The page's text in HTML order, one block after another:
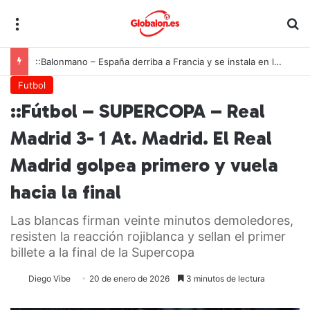
::Tenis de mesa – Alicante celebra la llamada de Ángel Buendía a la selección española
Futbol
::Fútbol – SUPERCOPA – Real
Madrid 3- 1 At. Madrid. El Real
Madrid golpea primero y vuela
hacia la final
Las blancas firman veinte minutos demoledores,
resisten la reacción rojiblanca y sellan el primer
billete a la final de la Supercopa
Diego Vibe 20 de enero de 2026 3 minutos de lectura